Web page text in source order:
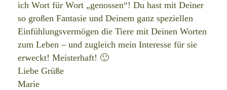
ich Wort für Wort „genossen“! Du hast mit Deiner
so großen Fantasie und Deinem ganz speziellen
Einfühlungsvermögen die Tiere mit Deinen Worten
zum Leben – und zugleich mein Interesse für sie
erweckt! Meisterhaft! 🙂
Liebe Grüße
Marie